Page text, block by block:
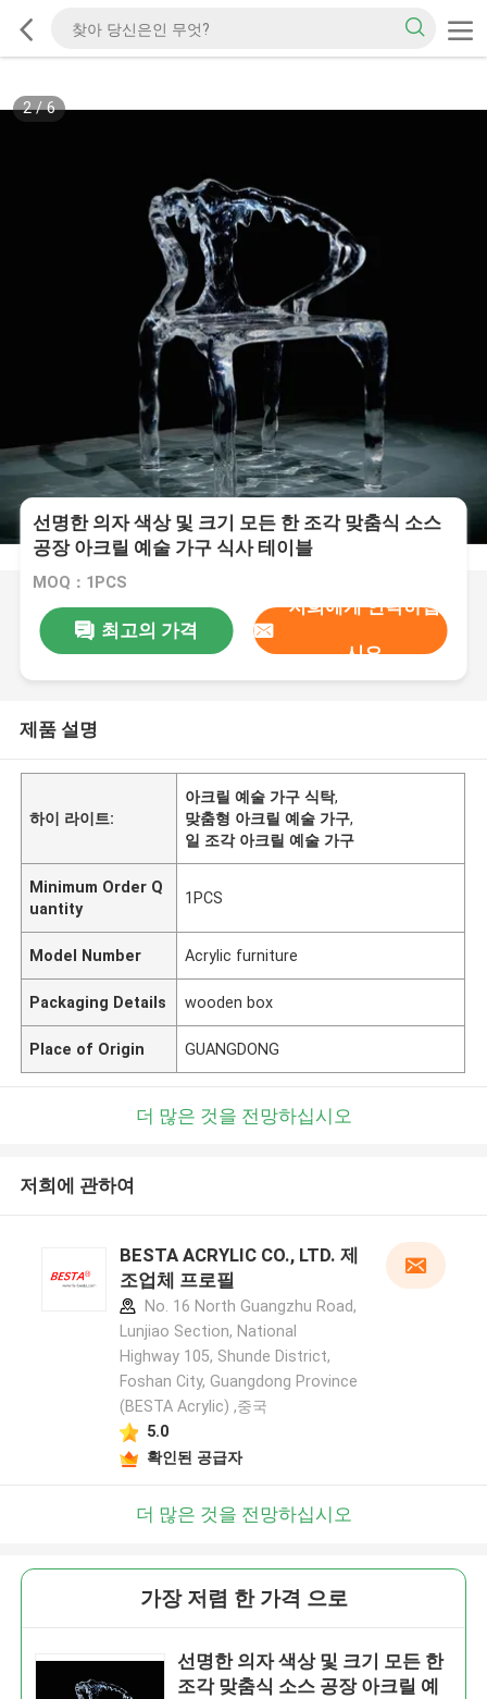
2/6
선명한 의자 색상 및 크기 모든 한 조각 맞춤식 소스
공장 아크릴 예술 가구 식사 테이블
MOQ：1PCS
최고의 가격
저희에게 연락하십
시오
제품 설명
하이 라이트:
아크릴 예술 가구 식탁,
맞춤형 아크릴 예술 가구,
일 조각 아크릴 예술 가구
Minimum Order Q
uantity
1PCS
Model Number Acrylic furniture
Packaging Details wooden box
Place of Origin GUANGDONG
더 많은 것을 전망하십시오
저희에 관하여
BESTA ACRYLIC CO., LTD. 제
조업체 프로필
No. 16 North Guangzhu Road,
Lunjiao Section, National
Highway 105, Shunde District,
Foshan City, Guangdong Province
(BESTA Acrylic) ,중국
5.0
확인된 공급자
더 많은 것을 전망하십시오
가장 저렴 한 가격 으로
선명한 의자 색상 및 크기 모든 한
조각 맞춤식 소스 공장 아크릴 예